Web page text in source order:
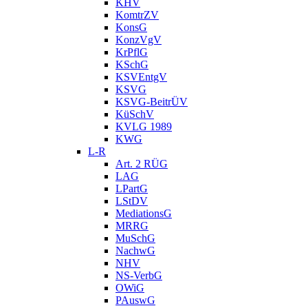
KomtrZV
KonsG
KonzVgV
KrPflG
KSchG
KSVEntgV
KSVG
KSVG-BeitrÜV
KüSchV
KVLG 1989
KWG
L-R
Art. 2 RÜG
LAG
LPartG
LStDV
MediationsG
MRRG
MuSchG
NachwG
NHV
NS-VerbG
OWiG
PAuswG